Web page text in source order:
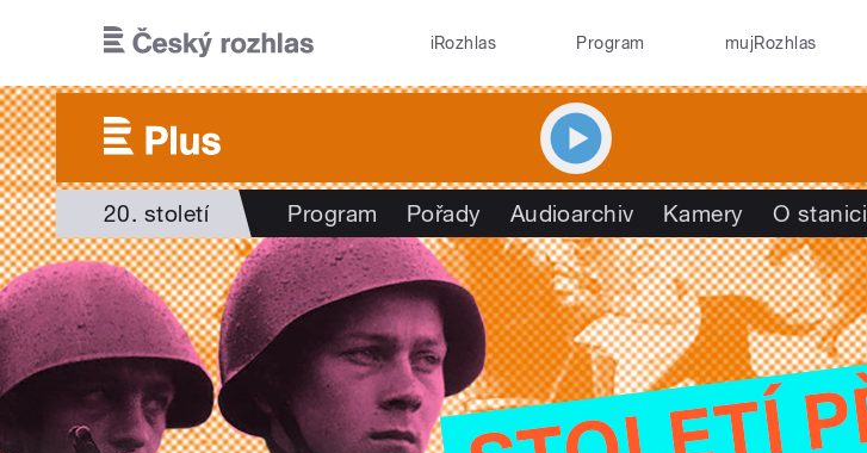
iRozhlas Program mujRozhlas
20. století Program Pořady Audioarchiv Kamery O stanici